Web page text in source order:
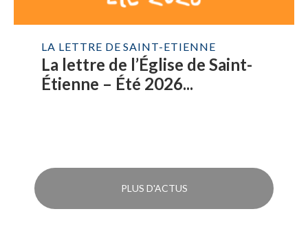
LA LETTRE DE SAINT-ETIENNE
La lettre de l’Église de Saint-
Étienne – Été 2026...
PLUS D'ACTUS